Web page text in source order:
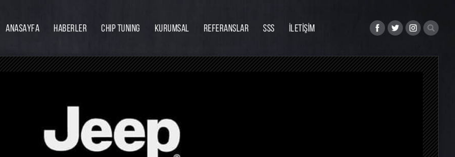
ANASAYFA HABERLER CHIP TUNING KURUMSAL
İnsan Kaynakları
REFERANSLAR SSS İLETİŞİM